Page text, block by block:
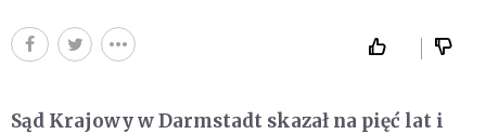
Sąd Krajowy w Darmstadt skazał na pięć lat i